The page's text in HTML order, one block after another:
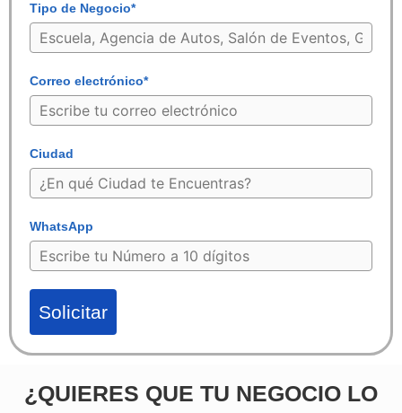
Tipo de Negocio*
Correo electrónico*
Ciudad
WhatsApp
Solicitar
¿QUIERES QUE TU NEGOCIO LO